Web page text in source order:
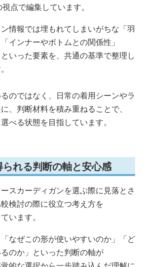
点で編集しています。
情報では埋もれてしまいがちな「羽
インナーやボトムとの関係性」
といった要素を、共通の基準で整理し
のではなく、日常の着用シーンやラ
、判断材料を積み重ねることで、
べる状態を目指しています。
れる判断の軸と安心感
スカーディガンを選ぶ際に見落とさ
検討の際に役立つ考え方を
います。
なぜこの形が使いやすいのか」「ど
のか」といった判断の軸が